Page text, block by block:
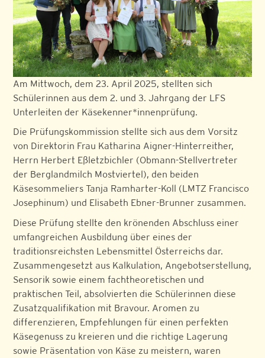
Am Mittwoch, dem 23. April 2025, stellten sich
Schülerinnen aus dem 2. und 3. Jahrgang der LFS
Unterleiten der Käsekenner*innenprüfung.
Die Prüfungskommission stellte sich aus dem Vorsitz
von Direktorin Frau Katharina Aigner-Hinterreither,
Herrn Herbert Eßletzbichler (Obmann-Stellvertreter
der Berglandmilch Mostviertel), den beiden
Käsesommeliers Tanja Ramharter-Koll (LMTZ Francisco
Josephinum) und Elisabeth Ebner-Brunner zusammen.
Diese Prüfung stellte den krönenden Abschluss einer
umfangreichen Ausbildung über eines der
traditionsreichsten Lebensmittel Österreichs dar.
Zusammengesetzt aus Kalkulation, Angebotserstellung,
Sensorik sowie einem fachtheoretischen und
praktischen Teil, absolvierten die Schülerinnen diese
Zusatzqualifikation mit Bravour. Aromen zu
differenzieren, Empfehlungen für einen perfekten
Käsegenuss zu kreieren und die richtige Lagerung
sowie Präsentation von Käse zu meistern, waren